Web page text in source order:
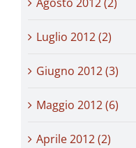
Agosto 2012 (2)
Luglio 2012 (2)
Giugno 2012 (3)
Maggio 2012 (6)
Aprile 2012 (2)